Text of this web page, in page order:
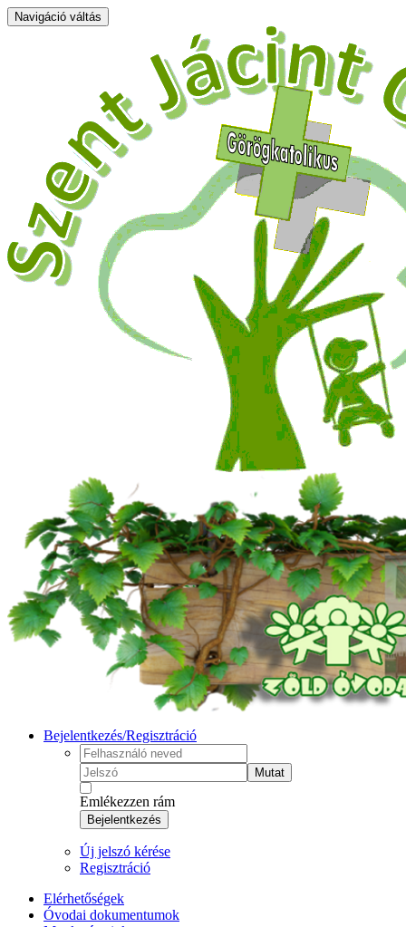
Navigáció váltás
Bejelentkezés/Regisztráció
Mutat
Emlékezzen rám
Bejelentkezés
Új jelszó kérése
Regisztráció
Elérhetőségek
Óvodai dokumentumok